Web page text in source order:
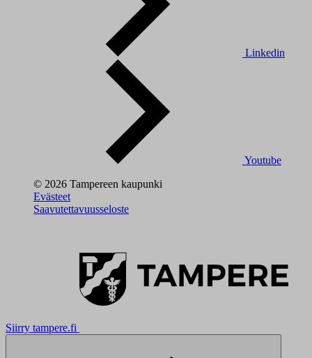
Linkedin
Youtube
© 2026 Tampereen kaupunki
Evästeet
Saavutettavuusseloste
Siirry tampere.fi